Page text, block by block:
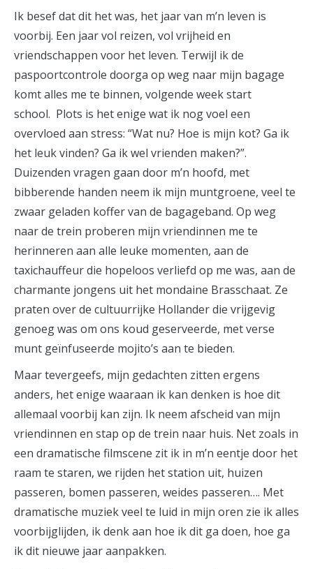
Ik besef dat dit het was, het jaar van m’n leven is
voorbij. Een jaar vol reizen, vol vrijheid en
vriendschappen voor het leven. Terwijl ik de
paspoortcontrole doorga op weg naar mijn bagage
komt alles me te binnen, volgende week start
school. Plots is het enige wat ik nog voel een
overvloed aan stress: “Wat nu? Hoe is mijn kot? Ga ik
het leuk vinden? Ga ik wel vrienden maken?”.
Duizenden vragen gaan door m’n hoofd, met
bibberende handen neem ik mijn muntgroene, veel te
zwaar geladen koffer van de bagageband. Op weg
naar de trein proberen mijn vriendinnen me te
herinneren aan alle leuke momenten, aan de
taxichauffeur die hopeloos verliefd op me was, aan de
charmante jongens uit het mondaine Brasschaat. Ze
praten over de cultuurrijke Hollander die vrijgevig
genoeg was om ons koud geserveerde, met verse
munt geïnfuseerde mojito’s aan te bieden.
Maar tevergeefs, mijn gedachten zitten ergens
anders, het enige waaraan ik kan denken is hoe dit
allemaal voorbij kan zijn. Ik neem afscheid van mijn
vriendinnen en stap op de trein naar huis. Net zoals in
een dramatische filmscene zit ik in m’n eentje door het
raam te staren, we rijden het station uit, huizen
passeren, bomen passeren, weides passeren…. Met
dramatische muziek veel te luid in mijn oren zie ik alles
voorbijglijden, ik denk aan hoe ik dit ga doen, hoe ga
ik dit nieuwe jaar aanpakken.